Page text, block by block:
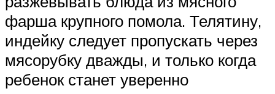
фарша крупного помола. Телятину,
индейку следует пропускать через
мясорубку дважды, и только когда
ребенок станет уверенно